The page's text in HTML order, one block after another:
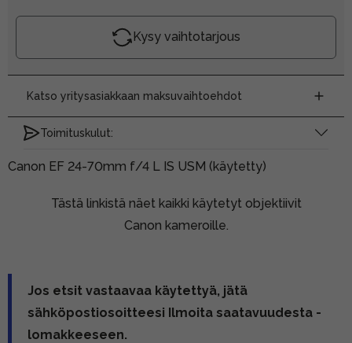
Kysy vaihtotarjous
Katso yritysasiakkaan maksuvaihtoehdot
Toimituskulut:
Canon EF 24-70mm f/4 L IS USM (käytetty)
Tästä linkistä näet kaikki käytetyt objektiivit
Canon kameroille.
Jos etsit vastaavaa käytettyä, jätä
sähköpostiosoitteesi Ilmoita saatavuudesta -
lomakkeeseen.